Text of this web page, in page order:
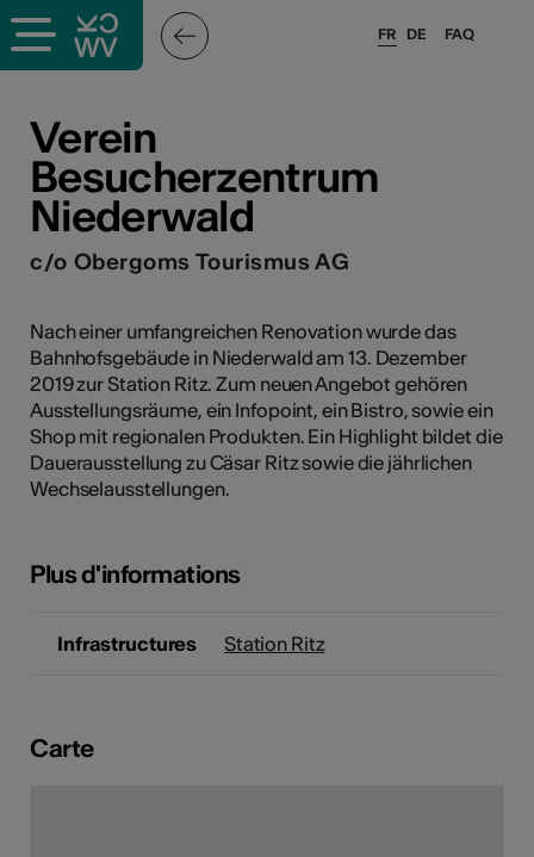
pros
FAQ
FR DE
Verein
Besucherzentrum
Niederwald
c/o Obergoms Tourismus AG
Nach einer umfangreichen Renovation wurde das
Bahnhofsgebäude in Niederwald am 13. Dezember
2019 zur Station Ritz. Zum neuen Angebot gehören
Ausstellungsräume, ein Infopoint, ein Bistro, sowie ein
Shop mit regionalen Produkten. Ein Highlight bildet die
Dauerausstellung zu Cäsar Ritz sowie die jährlichen
Wechselausstellungen.
Plus d'informations
Infrastructures Station Ritz
Carte